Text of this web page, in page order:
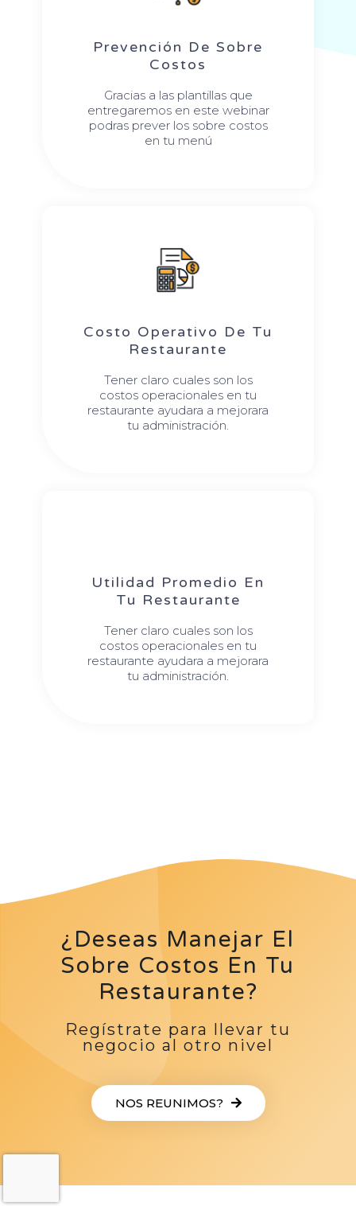
Prevención De Sobre
Costos
Gracias a las plantillas que
entregaremos en este webinar
podras prever los sobre costos
en tu menú
Costo Operativo De Tu
Restaurante
Tener claro cuales son los
costos operacionales en tu
restaurante ayudara a mejorara
tu administración.
Utilidad Promedio En
Tu Restaurante
Tener claro cuales son los
costos operacionales en tu
restaurante ayudara a mejorara
tu administración.
¿Deseas Manejar El
Sobre Costos En Tu
Restaurante?
Regístrate para llevar tu
negocio al otro nivel
NOS REUNIMOS?